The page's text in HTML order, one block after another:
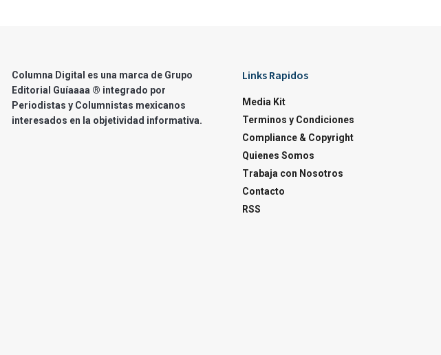
Columna Digital es una marca de Grupo
Editorial Guíaaaa ® integrado por
Periodistas y Columnistas mexicanos
interesados en la objetividad informativa.
Links Rapidos
Media Kit
Terminos y Condiciones
Compliance & Copyright
Quienes Somos
Trabaja con Nosotros
Contacto
RSS